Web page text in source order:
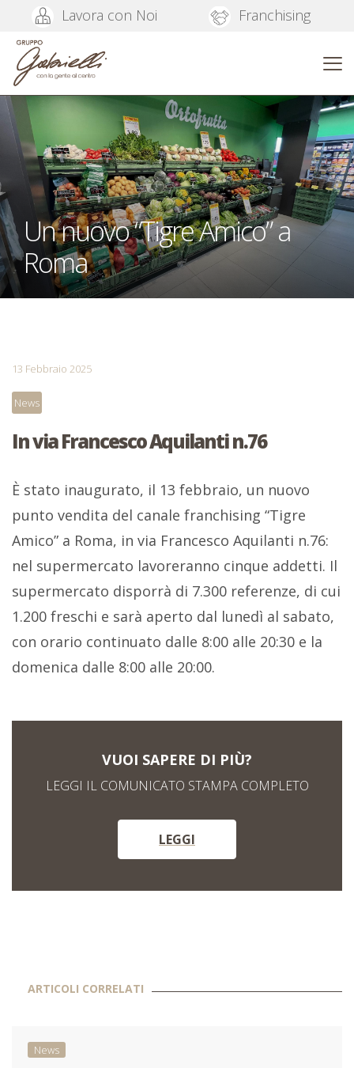
Lavora con Noi Franchising
Un nuovo “Tigre Amico” a
Roma
13 Febbraio 2025
News
In via Francesco Aquilanti n.76
È stato inaugurato, il 13 febbraio, un nuovo
punto vendita del canale franchising “Tigre
Amico” a Roma, in via Francesco Aquilanti n.76:
nel supermercato lavoreranno cinque addetti. Il
supermercato disporrà di 7.300 referenze, di cui
1.200 freschi e sarà aperto dal lunedì al sabato,
con orario continuato dalle 8:00 alle 20:30 e la
domenica dalle 8:00 alle 20:00.
VUOI SAPERE DI PIÙ?
LEGGI IL COMUNICATO STAMPA COMPLETO
LEGGI
ARTICOLI CORRELATI
News